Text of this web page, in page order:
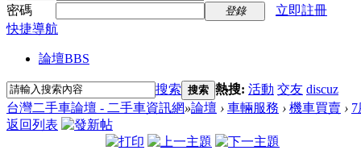
密碼
登錄
立即註冊
快捷導航
論壇BBS
搜索 搜索 熱搜: 活動 交友 discuz
台灣二手車論壇 - 二手車資訊網»論壇 › 車輛服務 › 機車買賣 ›
返回列表